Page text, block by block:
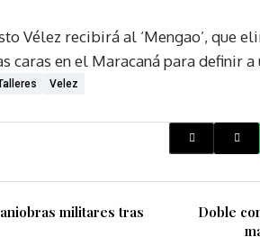
Vélez recibirá al ‘Mengao’, que
caras en el Maracaná para definir
Velez
militares tras
Doble